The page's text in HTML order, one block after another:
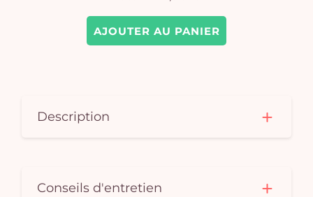
AJOUTER AU PANIER
Description
Conseils d'entretien